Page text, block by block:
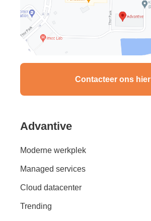
Contacteer ons hier
Advantive
Moderne werkplek
Managed services
Cloud datacenter
Trending